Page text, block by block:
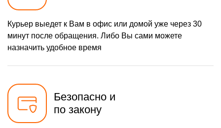
Курьер выедет к Вам в офис или домой уже через 30
минут после обращения. Либо Вы сами можете
назначить удобное время
Безопасно и
по закону